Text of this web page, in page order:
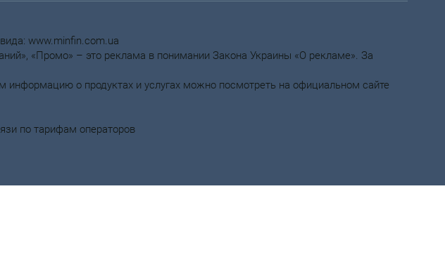
www.minfin.com.ua
«Промо» – это реклама в понимании Закона Украины «О рекламе». За
о продуктах и услугах можно посмотреть на официальном сайте
по тарифам операторов